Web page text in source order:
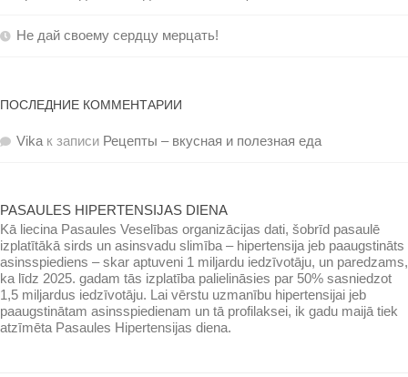
Не дай своему сердцу мерцать!
ПОСЛЕДНИЕ КОММЕНТАРИИ
Vikaк записи Рецепты – вкусная и полезная еда
PASAULES HIPERTENSIJAS DIENA
Kā liecina Pasaules Veselības organizācijas dati, šobrīd pasaulē
izplatītākā sirds un asinsvadu slimība – hipertensija jeb paaugstināts
asinsspiediens – skar aptuveni 1 miljardu iedzīvotāju, un paredzams,
ka līdz 2025. gadam tās izplatība palielināsies par 50% sasniedzot
1,5 miljardus iedzīvotāju. Lai vērstu uzmanību hipertensijai jeb
paaugstinātam asinsspiedienam un tā profilaksei, ik gadu maijā tiek
atzīmēta Pasaules Hipertensijas diena.